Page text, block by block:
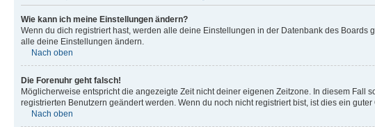
Wie kann ich meine Einstellungen ändern?
Wenn du dich registriert hast, werden alle deine Einstellungen in der Datenbank des
alle deine Einstellungen ändern.
Nach oben
Die Forenuhr geht falsch!
Möglicherweise entspricht die angezeigte Zeit nicht deiner eigenen Zeitzone. In diesem Fall
registrierten Benutzern geändert werden. Wenn du noch nicht registriert bist, ist dies ein guter
Nach oben